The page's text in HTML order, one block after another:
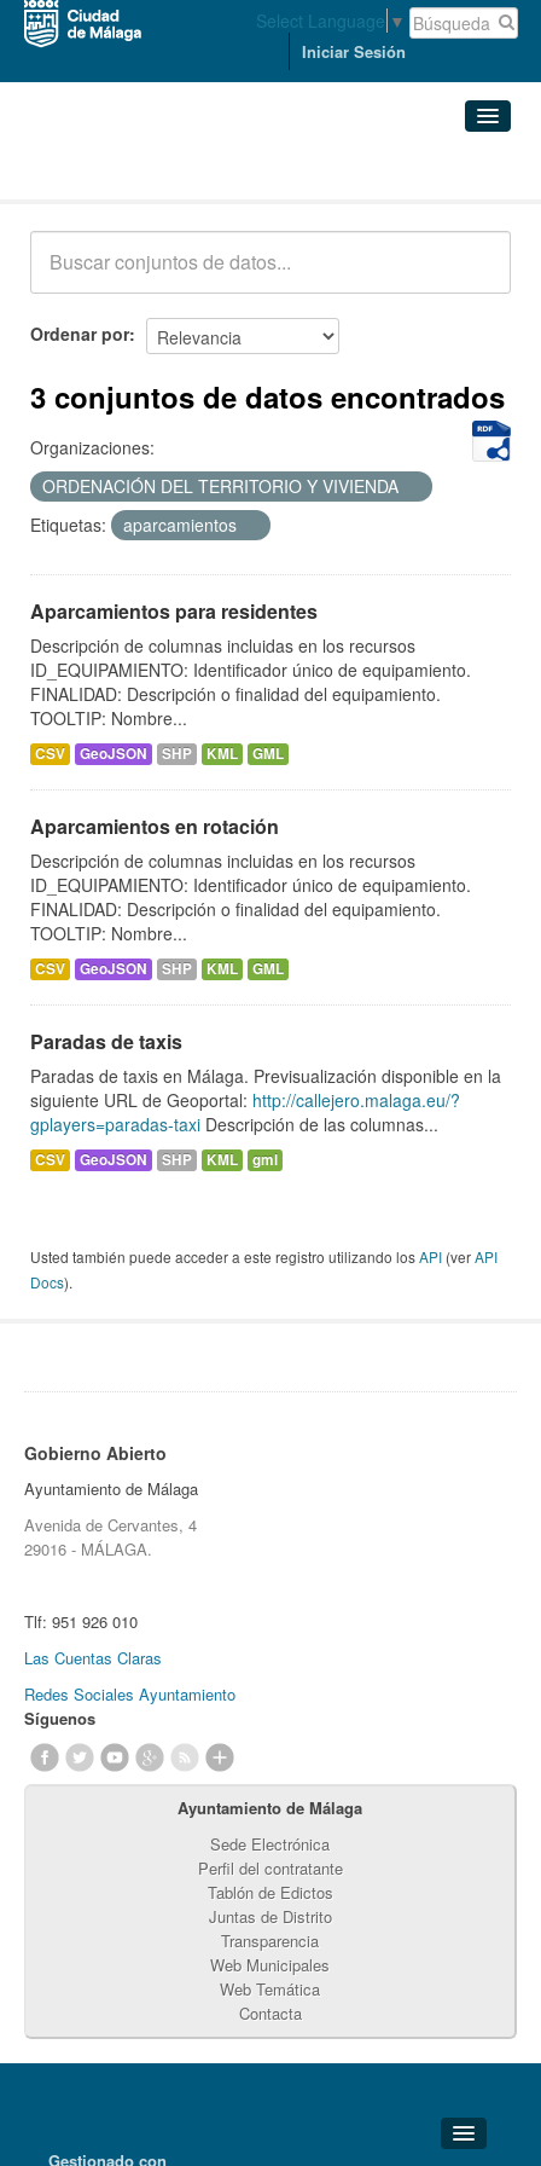
Select Language ▼
Iniciar Sesión
Acerca de
Ordenar por
3 conjuntos de datos encontrados
Organizaciones:
ORDENACIÓN DEL TERRITORIO Y VIVIENDA
Etiquetas:
aparcamientos
Aparcamientos para residentes
Descripción de columnas incluidas en los recursos
ID_EQUIPAMIENTO: Identificador único de equipamiento.
FINALIDAD: Descripción o finalidad del equipamiento.
TOOLTIP: Nombre...
CSV GeoJSON SHP KML GML
Aparcamientos en rotación
Descripción de columnas incluidas en los recursos
ID_EQUIPAMIENTO: Identificador único de equipamiento.
FINALIDAD: Descripción o finalidad del equipamiento.
TOOLTIP: Nombre...
CSV GeoJSON SHP KML GML
Paradas de taxis
Paradas de taxis en Málaga. Previsualización disponible en la
siguiente URL de Geoportal: http://callejero.malaga.eu/?
gplayers=paradas-taxi Descripción de las columnas...
CSV GeoJSON SHP KML gml
Usted también puede acceder a este registro utilizando losAPI (verAPI
Docs).
Gobierno Abierto
Ayuntamiento de Málaga
Avenida de Cervantes, 4
29016 - MÁLAGA.
Tlf: 951 926 010
Las Cuentas Claras
Redes Sociales Ayuntamiento
Síguenos
Ayuntamiento de Málaga
Sede Electrónica
Perfil del contratante
Tablón de Edictos
Juntas de Distrito
Transparencia
Web Municipales
Web Temática
Contacta
Gestionado con